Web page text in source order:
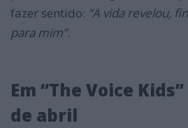
fazer sentido: “A vida revelou,
para mim”.
Em “The Voice
de abril